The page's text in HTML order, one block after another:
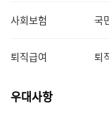
사회보험 국
퇴직급여 퇴
우대사항